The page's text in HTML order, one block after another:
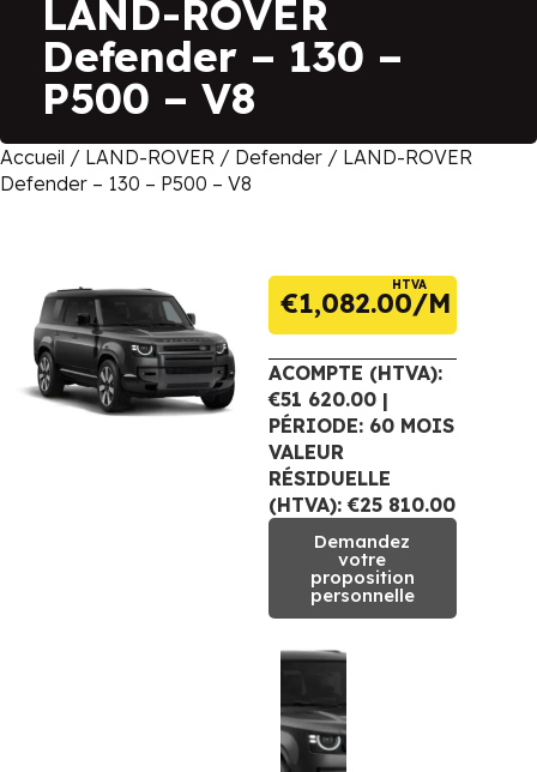
LAND-ROVER
Defender – 130 –
P500 – V8
Accueil / LAND-ROVER / Defender / LAND-ROVER
Defender – 130 – P500 – V8
€1,082.00
HTVA
ACOMPTE (HTVA):
€51 620.00 |
PÉRIODE: 60 MOIS
VALEUR
RÉSIDUELLE
(HTVA): €25 810.00
Demandez
votre
proposition
personnelle